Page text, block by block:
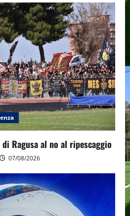
Ragusa al no al ripescaggio
07/08/2026